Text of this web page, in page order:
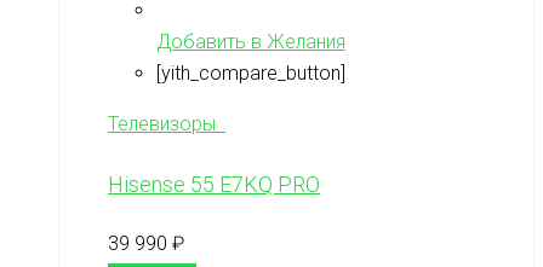
Добавить в Желания
[yith_compare_button]
Телевизоры
Hisense 55 E7KQ PRO
39 990 ₽